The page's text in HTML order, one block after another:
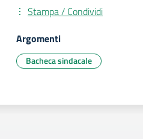
Stampa / Condividi
Argomenti
Bacheca sindacale